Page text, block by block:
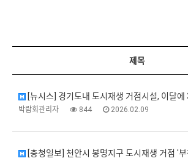
제목
[뉴시스] 경기도내 도시재생 거점시설, 이달에
박람회관리자 844 2026.02.09
[충청일보] 천안시 봉명지구 도시재생 거점 '부